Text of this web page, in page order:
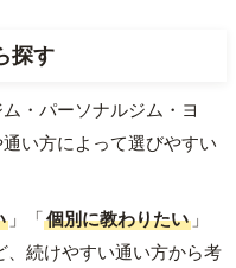
探す
・パーソナルジム・ヨ
い方によって選びやすい
」「個別に教わりたい 」
、続けやすい通い方から考